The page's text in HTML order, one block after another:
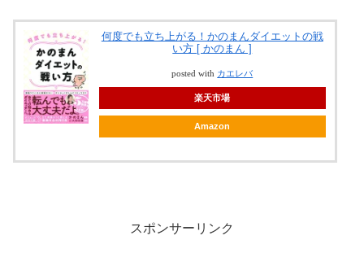
何度でも立ち上がる！かのまんダイエットの戦
い方 [ かのまん ]
posted with カエレバ
楽天市場
Amazon
スポンサーリンク